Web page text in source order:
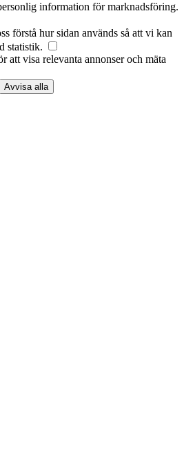
information för marknadsföring.
förstå hur sidan används så att vi kan
statistik.
att visa relevanta annonser och mäta
Avvisa alla